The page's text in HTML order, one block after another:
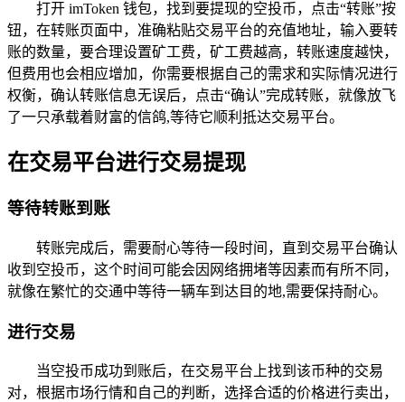
打开 imToken 钱包，找到要提现的空投币，点击“转账”按
钮，在转账页面中，准确粘贴交易平台的充值地址，输入要转
账的数量，要合理设置矿工费，矿工费越高，转账速度越快，
但费用也会相应增加，你需要根据自己的需求和实际情况进行
权衡，确认转账信息无误后，点击“确认”完成转账，就像放飞
了一只承载着财富的信鸽,等待它顺利抵达交易平台。
在交易平台进行交易提现
等待转账到账
转账完成后，需要耐心等待一段时间，直到交易平台确认
收到空投币，这个时间可能会因网络拥堵等因素而有所不同，
就像在繁忙的交通中等待一辆车到达目的地,需要保持耐心。
进行交易
当空投币成功到账后，在交易平台上找到该币种的交易
对，根据市场行情和自己的判断，选择合适的价格进行卖出，